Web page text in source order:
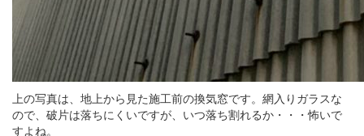
上の写真は、地上から見た施工前の換気窓です。網入りガラスな
ので、破片は落ちにくいですが、いつ落ち割れるか・・・怖いで
すよね。